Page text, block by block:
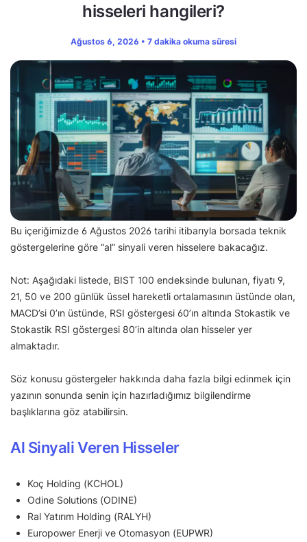
hisseleri hangileri?
Ağustos 6, 2026 • 7 dakika okuma süresi
Bu içeriğimizde 6 Ağustos 2026 tarihi itibarıyla borsada teknik
göstergelerine göre “al” sinyali veren hisselere bakacağız.
Not: Aşağıdaki listede, BIST 100 endeksinde bulunan, fiyatı 9,
21, 50 ve 200 günlük üssel hareketli ortalamasının üstünde olan,
MACD’si 0’ın üstünde, RSI göstergesi 60’ın altında Stokastik ve
Stokastik RSI göstergesi 80’in altında olan hisseler yer
almaktadır.
Söz konusu göstergeler hakkında daha fazla bilgi edinmek için
yazının sonunda senin için hazırladığımız bilgilendirme
başlıklarına göz atabilirsin.
Al Sinyali Veren Hisseler
Koç Holding (KCHOL)
Odine Solutions (ODINE)
Ral Yatırım Holding (RALYH)
Europower Enerji ve Otomasyon (EUPWR)